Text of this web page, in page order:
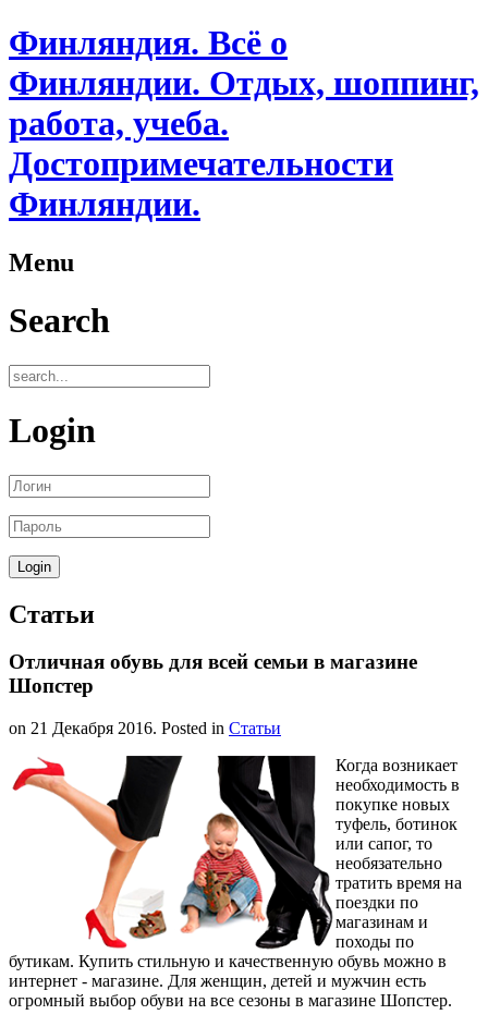
Финляндия. Всё о
Финляндии. Отдых, шоппинг,
работа, учеба.
Достопримечательности
Финляндии.
Menu
Search
Login
Статьи
Отличная обувь для всей семьи в магазине
Шопстер
on 21 Декабря 2016. Posted in Статьи
Когда возникает
необходимость в
покупке новых
туфель, ботинок
или сапог, то
необязательно
тратить время на
поездки по
магазинам и
походы по
бутикам. Купить стильную и качественную обувь можно в
интернет - магазине. Для женщин, детей и мужчин есть
огромный выбор обуви на все сезоны в магазине Шопстер.